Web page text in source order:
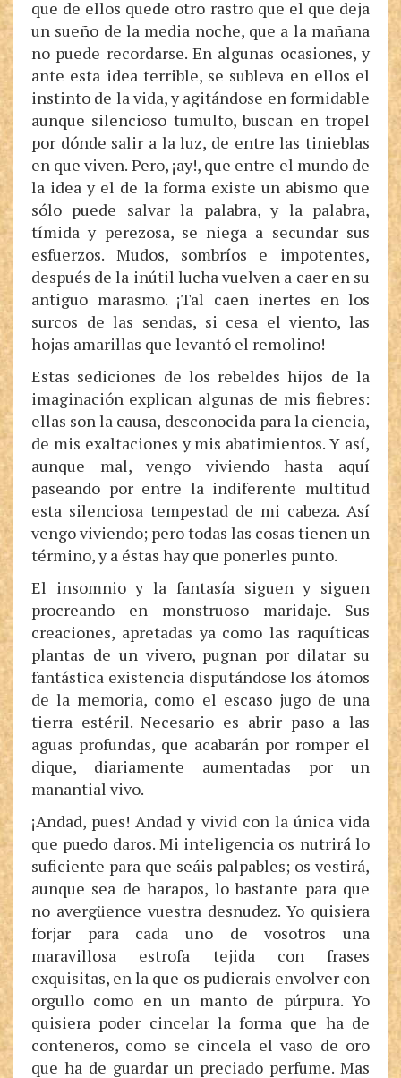
que de ellos quede otro rastro que el que deja
un sueño de la media noche, que a la mañana
no puede recordarse. En algunas ocasiones, y
ante esta idea terrible, se subleva en ellos el
instinto de la vida, y agitándose en formidable
aunque silencioso tumulto, buscan en tropel
por dónde salir a la luz, de entre las tinieblas
en que viven. Pero, ¡ay!, que entre el mundo de
la idea y el de la forma existe un abismo que
sólo puede salvar la palabra, y la palabra,
tímida y perezosa, se niega a secundar sus
esfuerzos. Mudos, sombríos e impotentes,
después de la inútil lucha vuelven a caer en su
antiguo marasmo. ¡Tal caen inertes en los
surcos de las sendas, si cesa el viento, las
hojas amarillas que levantó el remolino!
Estas sediciones de los rebeldes hijos de la
imaginación explican algunas de mis fiebres:
ellas son la causa, desconocida para la ciencia,
de mis exaltaciones y mis abatimientos. Y así,
aunque mal, vengo viviendo hasta aquí
paseando por entre la indiferente multitud
esta silenciosa tempestad de mi cabeza. Así
vengo viviendo; pero todas las cosas tienen un
término, y a éstas hay que ponerles punto.
El insomnio y la fantasía siguen y siguen
procreando en monstruoso maridaje. Sus
creaciones, apretadas ya como las raquíticas
plantas de un vivero, pugnan por dilatar su
fantástica existencia disputándose los átomos
de la memoria, como el escaso jugo de una
tierra estéril. Necesario es abrir paso a las
aguas profundas, que acabarán por romper el
dique, diariamente aumentadas por un
manantial vivo.
¡Andad, pues! Andad y vivid con la única vida
que puedo daros. Mi inteligencia os nutrirá lo
suficiente para que seáis palpables; os vestirá,
aunque sea de harapos, lo bastante para que
no avergüence vuestra desnudez. Yo quisiera
forjar para cada uno de vosotros una
maravillosa estrofa tejida con frases
exquisitas, en la que os pudierais envolver con
orgullo como en un manto de púrpura. Yo
quisiera poder cincelar la forma que ha de
conteneros, como se cincela el vaso de oro
que ha de guardar un preciado perfume. Mas